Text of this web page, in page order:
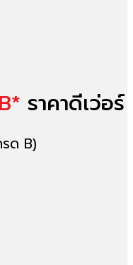
ราคาดีเว่อร์
ด B)